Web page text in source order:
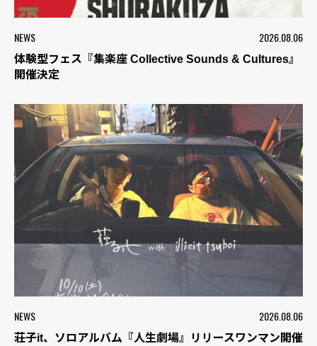
NEWS 2026.08.06
体験型フェス『集楽座 Collective Sounds & Cultures』
開催決定
NEWS 2026.08.06
荘子it、ソロアルバム『人生劇場』リリースワンマン開催